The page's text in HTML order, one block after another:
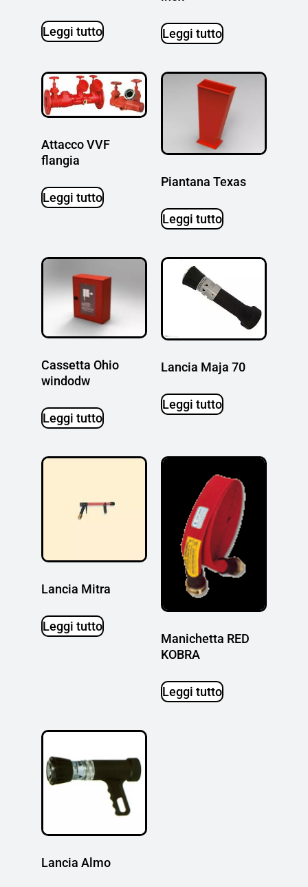
Leggi tutto Leggi tutto
Attacco VVF
flangia
Leggi tutto
Piantana Texas
Leggi tutto
Cassetta Ohio
windodw
Leggi tutto
Lancia Maja 70
Leggi tutto
Lancia Mitra
Leggi tutto
Manichetta RED
KOBRA
Leggi tutto
Lancia Almo